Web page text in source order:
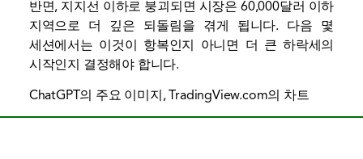
반면, 지지선 이하로 붕괴되면 시장은 60,000달러 이하
지역으로 더 깊은 되돌림을 겪게 됩니다. 다음 몇
세션에서는 이것이 항복인지 아니면 더 큰 하락세의
시작인지 결정해야 합니다.
ChatGPT의 주요 이미지, TradingView.com의 차트